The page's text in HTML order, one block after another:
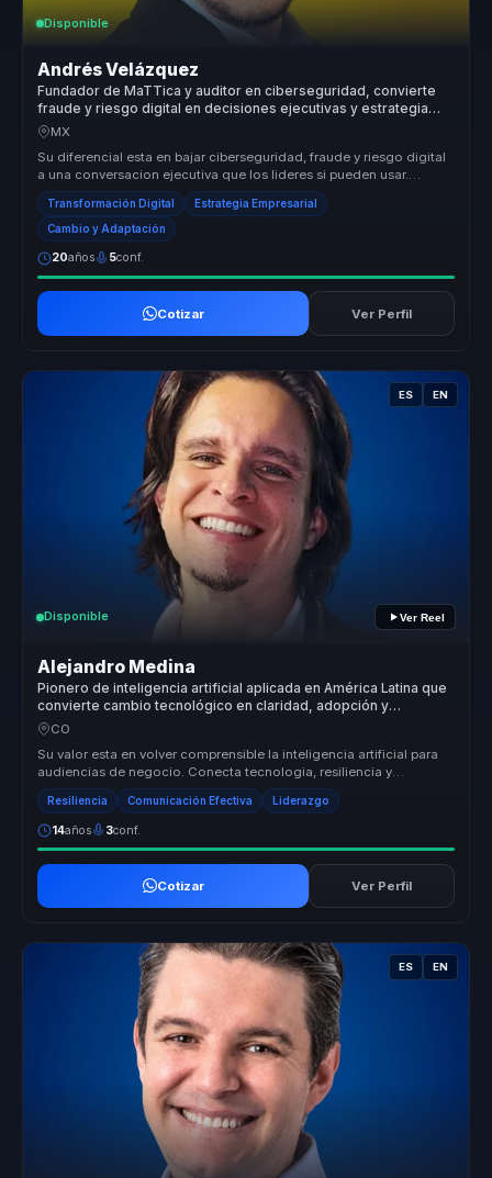
Disponible
Andrés Velázquez
Fundador de MaTTica y auditor en ciberseguridad, convierte
fraude y riesgo digital en decisiones ejecutivas y estrategia
para empresas.
MX
Su diferencial esta en bajar ciberseguridad, fraude y riesgo digital
a una conversacion ejecutiva que los lideres si pueden usar.
Convier...
Transformación Digital Estrategia Empresarial
Cambio y Adaptación
20años 5conf.
Cotizar Ver Perfil
ES EN
Disponible Ver Reel
Alejandro Medina
Pionero de inteligencia artificial aplicada en América Latina que
convierte cambio tecnológico en claridad, adopción y
decisiones para empresas.
CO
Su valor esta en volver comprensible la inteligencia artificial para
audiencias de negocio. Conecta tecnologia, resiliencia y
adaptacion ...
Resiliencia Comunicación Efectiva Liderazgo
14años 3conf.
Cotizar Ver Perfil
ES EN